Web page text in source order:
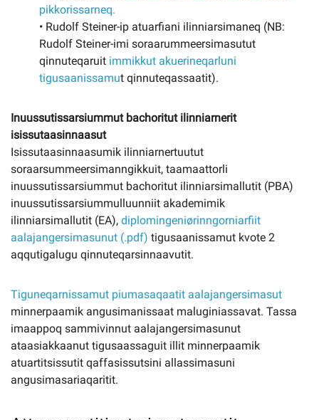
pikkorissarneq.
• Rudolf Steiner-ip atuarfiani ilinniarsimaneq (NB:
Rudolf Steiner-imi soraarummeersimasutut
qinnuteqaruit immikkut akuerineqarluni
tigusaanissamut qinnuteqassaatit).
Inuussutissarsiummut bachoritut ilinniarnerit
isissutaasinnaasut
Isissutaasinnaasumik ilinniarnertuutut
soraarsummeersimanngikkuit, taamaattorli
inuussutissarsiummut bachoritut ilinniarsimallutit (PBA)
inuussutissarsiummulluunniit akademimik
ilinniarsimallutit (EA), diplomingeniørinngorniarfiit
aalajangersimasunut (.pdf) tigusaanissamut kvote 2
aqqutigalugu qinnuteqarsinnaavutit.
Tiguneqarnissamut piumasaqaatit aalajangersimasut
minnerpaamik angusimanissaat maluginiassavat. Tassa
imaappoq sammivinnut aalajangersimasunut
ataasiakkaanut tigusaassaguit illit minnerpaamik
atuartitsissutit qaffasissutsini allassimasuni
angusimasariaqaritit.